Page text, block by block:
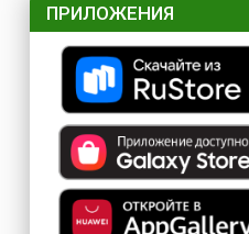
ПРИЛОЖЕНИЯ